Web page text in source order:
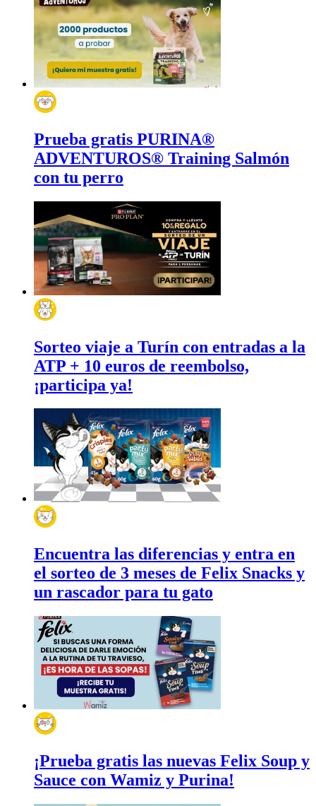
Prueba gratis PURINA®
ADVENTUROS® Training Salmón
con tu perro
Sorteo viaje a Turín con entradas a la
ATP + 10 euros de reembolso,
¡participa ya!
Encuentra las diferencias y entra en
el sorteo de 3 meses de Felix Snacks y
un rascador para tu gato
¡Prueba gratis las nuevas Felix Soup y
Sauce con Wamiz y Purina!